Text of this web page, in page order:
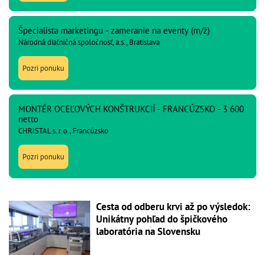
Špecialista marketingu - zameranie na eventy (m/ž)
Národná diaľničná spoločnosť, a.s., Bratislava
Pozri ponuku
MONTÉR OCEĽOVÝCH KONŠTRUKCIÍ - FRANCÚZSKO - 3 600
netto
CHRISTAL s. r. o., Francúzsko
Pozri ponuku
Cesta od odberu krvi až po výsledok:
Unikátny pohľad do špičkového
laboratória na Slovensku